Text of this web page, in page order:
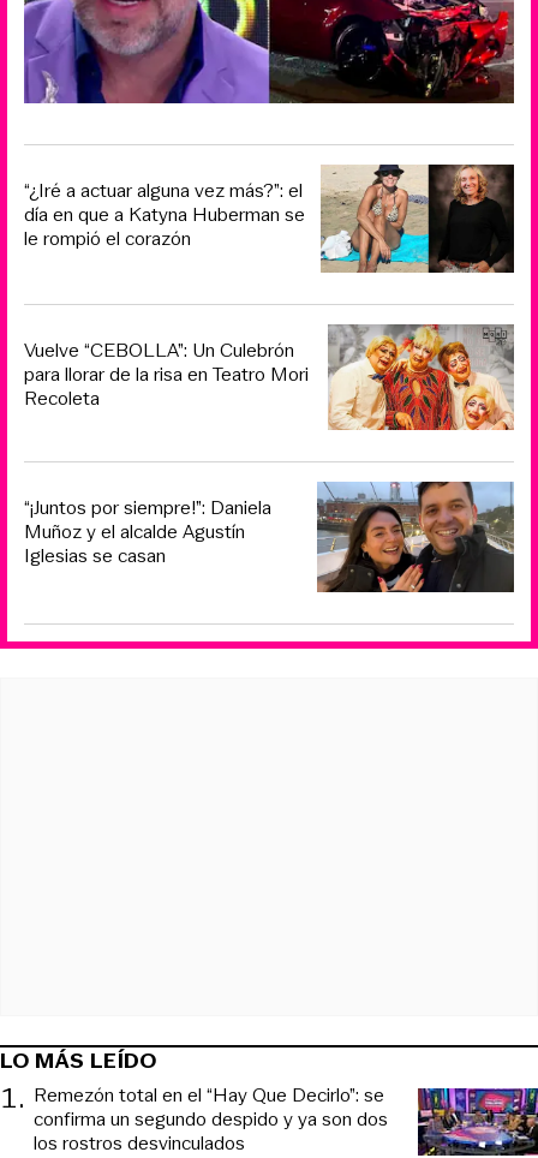
“¿Iré a actuar alguna vez más?”: el
día en que a Katyna Huberman se
le rompió el corazón
Vuelve “CEBOLLA”: Un Culebrón
para llorar de la risa en Teatro Mori
Recoleta
“¡Juntos por siempre!”: Daniela
Muñoz y el alcalde Agustín
Iglesias se casan
LO MÁS LEÍDO
1. Remezón total en el “Hay Que Decirlo”: se
confirma un segundo despido y ya son dos
los rostros desvinculados